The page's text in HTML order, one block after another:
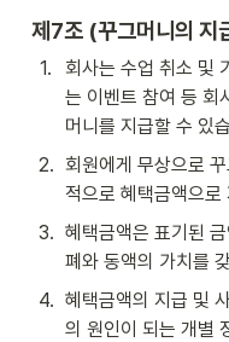
제7조 (꾸그머니의 지
1.
회사는 수업 취소 및
는 이벤트 참여 등 회
머니를 지급할 수 있
2. 회원에게 무상으로
적으로 혜택금액으로
3. 혜택금액은 표기된
폐와 동액의 가치를
4. 혜택금액의 지급 및
의 원인이 되는 개별